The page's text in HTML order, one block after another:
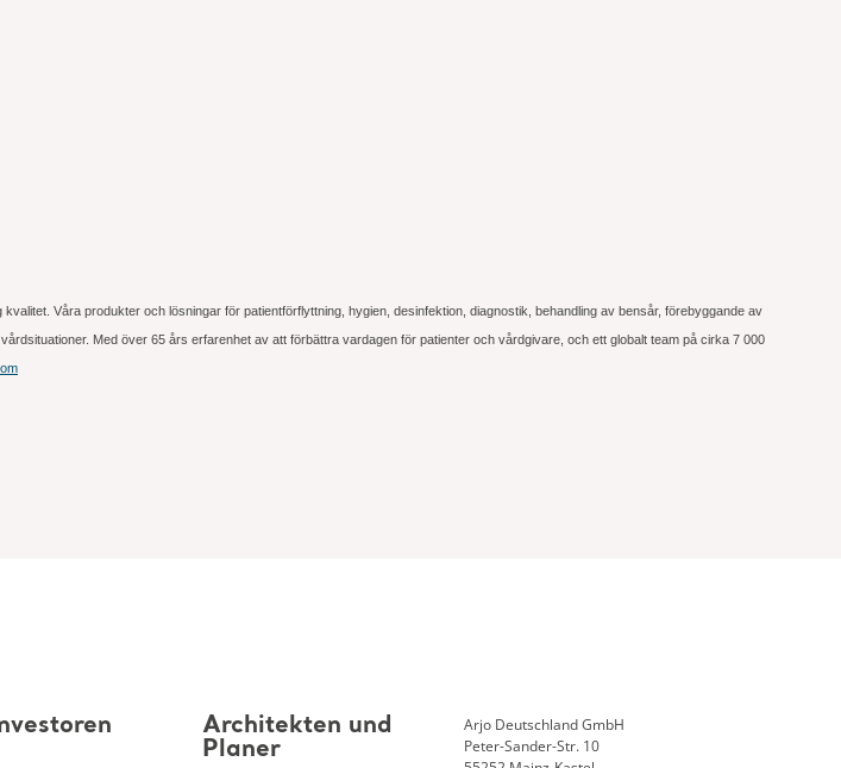
Våra produkter och lösningar för patientförflyttning, hygien, desinfektion, diagnostik, behandling av bensår, förebyggande av
Med över 65 års erfarenhet av att förbättra vardagen för patienter och vårdgivare, och ett globalt team på cirka 7 000
Architekten und
Planer
Arjo Deutschland GmbH
Peter-Sander-Str. 10